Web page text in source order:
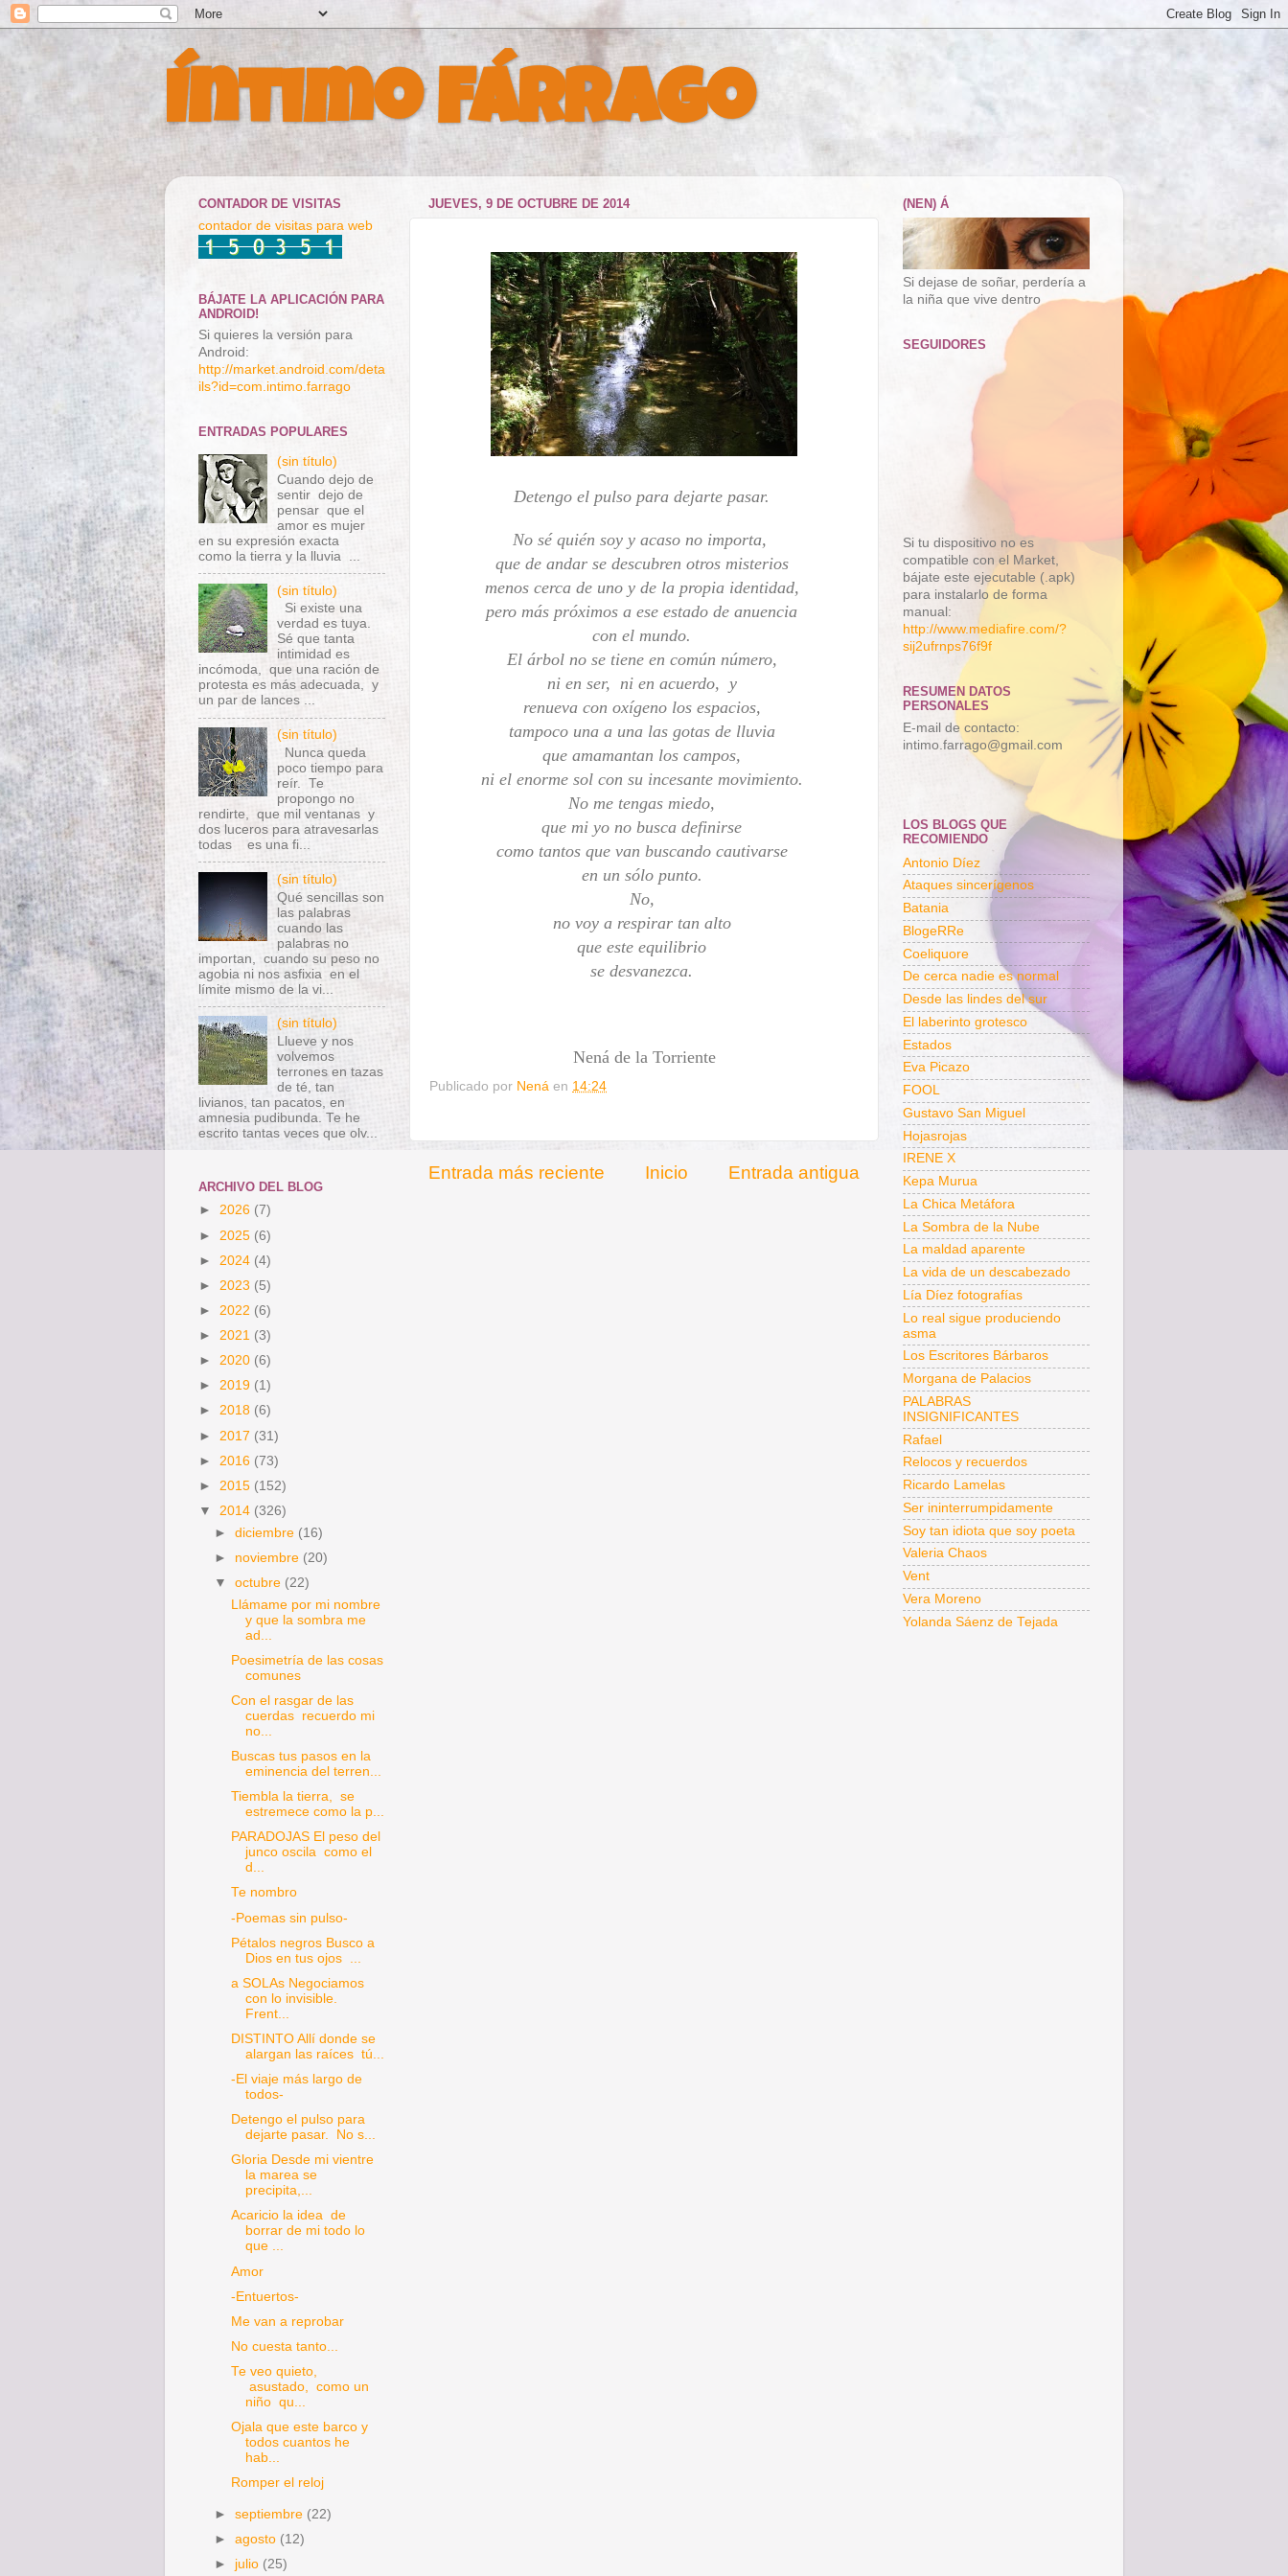
Íntimo Fárrago
JUEVES, 9 DE OCTUBRE DE 2014
Detengo el pulso para dejarte pasar.
No sé quién soy y acaso no importa,
que de andar se descubren otros misterios
menos cerca de uno y de la propia identidad,
pero más próximos a ese estado de anuencia
con el mundo.
El árbol no se tiene en común número,
ni en ser, ni en acuerdo, y
renueva con oxígeno los espacios,
tampoco una a una las gotas de lluvia
que amamantan los campos,
ni el enorme sol con su incesante movimiento.
No me tengas miedo,
que mi yo no busca definirse
como tantos que van buscando cautivarse
en un sólo punto.
No,
no voy a respirar tan alto
que este equilibrio
se desvanezca.
Nená de la Torriente
Publicado por Nená en 14:24
Entrada más reciente Entrada antigua
Inicio
CONTADOR DE VISITAS
contador de visitas para web
BÁJATE LA APLICACIÓN PARA
ANDROID!
Si quieres la versión para
Android:
http://market.android.com/deta
ils?id=com.intimo.farrago
ENTRADAS POPULARES
(sin título)
Cuando dejo de
sentir dejo de
pensar que el
amor es mujer
en su expresión exacta
como la tierra y la lluvia ...
(sin título)
Si existe una
verdad es tuya.
Sé que tanta
intimidad es
incómoda, que una ración de
protesta es más adecuada, y
un par de lances ...
(sin título)
Nunca queda
poco tiempo para
reír. Te
propongo no
rendirte, que mil ventanas y
dos luceros para atravesarlas
todas es una fi...
(sin título)
Qué sencillas son
las palabras
cuando las
palabras no
importan, cuando su peso no
agobia ni nos asfixia en el
límite mismo de la vi...
(sin título)
Llueve y nos
volvemos
terrones en tazas
de té, tan
livianos, tan pacatos, en
amnesia pudibunda. Te he
escrito tantas veces que olv...
ARCHIVO DEL BLOG
► 2026 (7)
► 2025 (6)
► 2024 (4)
► 2023 (5)
► 2022 (6)
► 2021 (3)
► 2020 (6)
► 2019 (1)
► 2018 (6)
► 2017 (31)
► 2016 (73)
► 2015 (152)
▼ 2014 (326)
►diciembre (16)
► noviembre (20)
▼octubre (22)
Llámame por mi nombre
y que la sombra me
ad...
Poesimetría de las cosas
comunes
Con el rasgar de las
cuerdas recuerdo mi
no...
Buscas tus pasos en la
eminencia del terren...
Tiembla la tierra, se
estremece como la p...
PARADOJAS El peso del
junco oscila como el
d...
Te nombro
-Poemas sin pulso-
Pétalos negros Busco a
Dios en tus ojos ...
a SOLAs Negociamos
con lo invisible.
Frent...
DISTINTO Allí donde se
alargan las raíces tú...
-El viaje más largo de
todos-
Detengo el pulso para
dejarte pasar. No s...
Gloria Desde mi vientre
la marea se
precipita,...
Acaricio la idea de
borrar de mi todo lo
que ...
Amor
-Entuertos-
Me van a reprobar
No cuesta tanto...
Te veo quieto,
asustado, como un
niño qu...
Ojala que este barco y
todos cuantos he
hab...
Romper el reloj
►septiembre (22)
►agosto (12)
► julio (25)
(NEN) Á
Si dejase de soñar, perdería a
la niña que vive dentro
SEGUIDORES
Si tu dispositivo no es
compatible con el Market,
bájate este ejecutable (.apk)
para instalarlo de forma
manual:
http://www.mediafire.com/?
sij2ufrnps76f9f
RESUMEN DATOS
PERSONALES
E-mail de contacto:
intimo.farrago@gmail.com
LOS BLOGS QUE
RECOMIENDO
Antonio Díez
Ataques sincerígenos
Batania
BlogeRRe
Coeliquore
De cerca nadie es normal
Desde las lindes del sur
El laberinto grotesco
Estados
Eva Picazo
FOOL
Gustavo San Miguel
Hojasrojas
IRENE X
Kepa Murua
La Chica Metáfora
La Sombra de la Nube
La maldad aparente
La vida de un descabezado
Lía Díez fotografías
Lo real sigue produciendo
asma
Los Escritores Bárbaros
Morgana de Palacios
PALABRAS
INSIGNIFICANTES
Rafael
Relocos y recuerdos
Ricardo Lamelas
Ser ininterrumpidamente
Soy tan idiota que soy poeta
Valeria Chaos
Vent
Vera Moreno
Yolanda Sáenz de Tejada